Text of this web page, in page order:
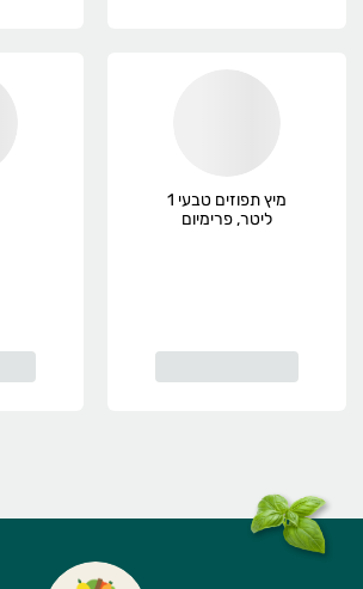
מיץ תפוזים טבעי 1
ליטר, פרימיום